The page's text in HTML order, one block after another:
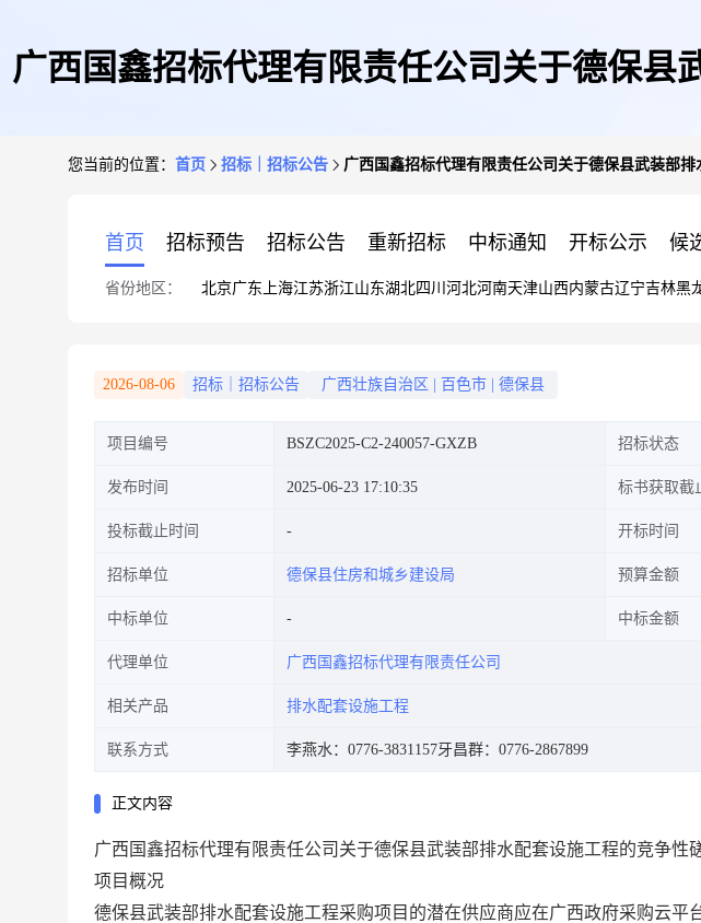
广西国鑫招标代理有限责任公司关于德保县
您当前的位置： 首页 招标｜招标公告 广西国鑫招标代理有限责任公司关于德保县武装部
首页 招标预告 招标公告 重新招标 中标通知 开标公示 候
省份地区： 北京广东 上海江苏浙江山东湖北四川 河北河南天津山西内蒙古辽宁吉林黑
2026-08-06 招标｜招标公告 广西壮族自治区 百色市 德保县
项目编号 BSZC2025-C2-240057-GXZB 招标状态
发布时间 2025-06-23 17:10:35 标书获取截
投标截止时间 开标时间
招标单位 德保县住房和城乡建设局 预算金额
中标单位 中标金额
代理单位 广西国鑫招标代理有限责任公司
相关产品 排水配套设施工程
联系方式 李燕水：0776-3831157牙昌群：0776-2867899
正文内容
广西国鑫招标代理有限责任公司关于德保县武装部排水配套设施工程的竞争性
项目概况
德保县武装部排水配套设施工程采购项目的潜在供应商应在广西政府采购云平